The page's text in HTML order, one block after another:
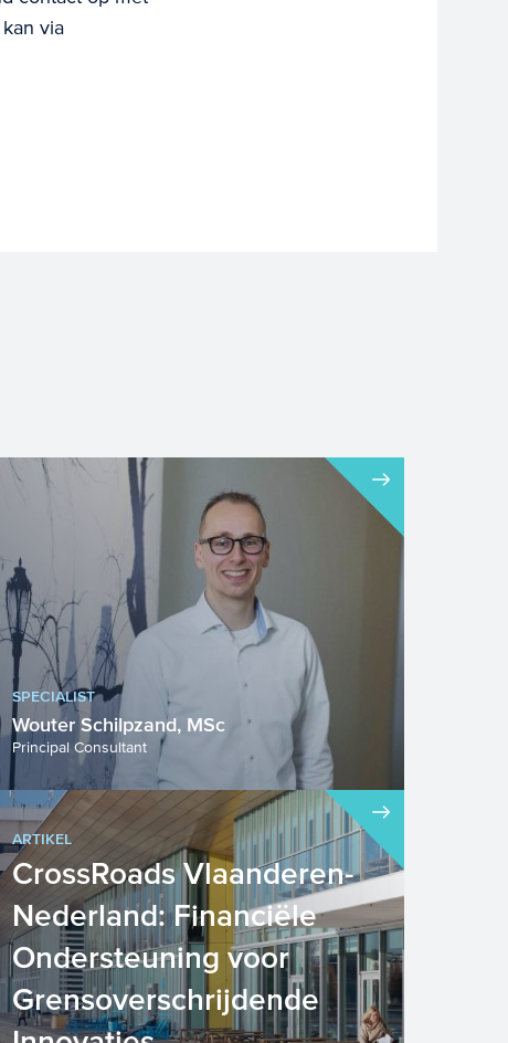
via
SPECIALIST
Wouter Schilpzand, MSc
Principal Consultant
ARTIKEL
CrossRoads Vlaanderen-
Nederland: Financiële
Ondersteuning voor
Grensoverschrijdende